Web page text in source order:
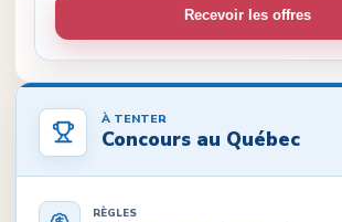
Recevoir les offres
À TENTER
Concours au Québec
RÈGLES